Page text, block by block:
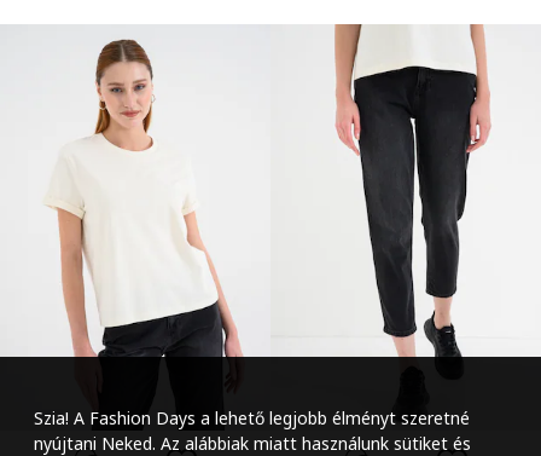
Szia! A Fashion Days a lehető legjobb élményt szeretné
nyújtani Neked. Az alábbiak miatt használunk sütiket és
Szöveg méretének